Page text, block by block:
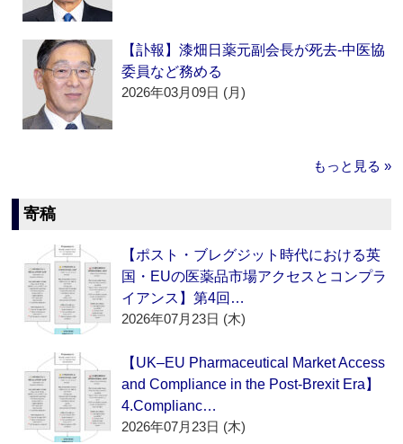
【訃報】漆畑日薬元副会長が死去‐中医協
委員など務める
2026年03月09日 (月)
もっと見る »
寄稿
【ポスト・ブレグジット時代における英
国・EUの医薬品市場アクセスとコンプラ
イアンス】第4回…
2026年07月23日 (木)
【UK–EU Pharmaceutical Market Access
and Compliance in the Post-Brexit Era】
4.Complianc…
2026年07月23日 (木)